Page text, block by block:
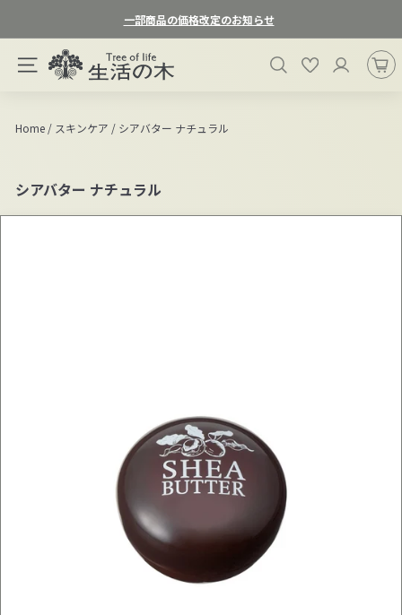
ス
ョ
一部商品の価格改定のお知らせ
サイトナビゲーション
生
活
木
ン
ラ
イ
検索 お気に入り
Home / スキンケア / シアバター ナチュラル
シアバター ナチュラル